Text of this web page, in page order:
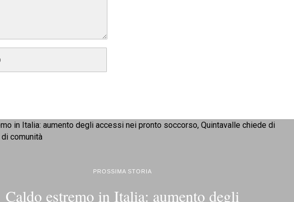
PROSSIMA STORIA
Caldo estremo in Italia: aumento degli